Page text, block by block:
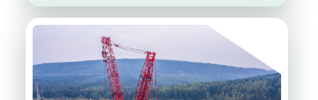
Компания изучает перспективные
направления, направленные
на снижение выбросов парниковых
газов